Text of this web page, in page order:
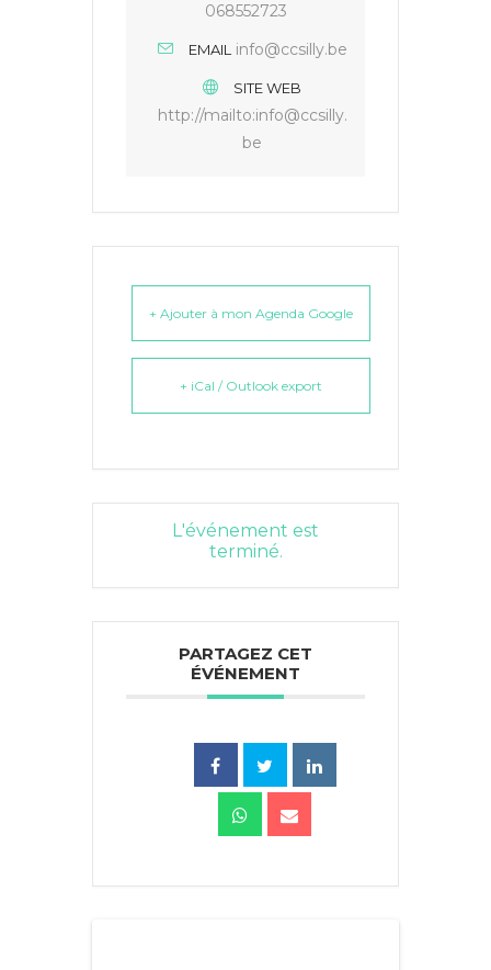
068552723
EMAIL info@ccsilly.be
SITE WEB
http://mailto:info@ccsilly.
be
+ Ajouter à mon Agenda Google
+ iCal / Outlook export
L'événement est
terminé.
PARTAGEZ CET
ÉVÉNEMENT